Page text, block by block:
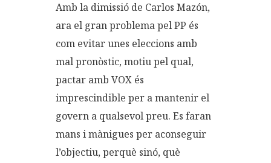
Amb la dimissió de Carlos Mazón,
ara el gran problema pel PP és
com evitar unes eleccions amb
mal pronòstic, motiu pel qual,
pactar amb VOX és
imprescindible per a mantenir el
govern a qualsevol preu. Es faran
mans i mànigues per aconseguir
l’objectiu, perquè sinó, què